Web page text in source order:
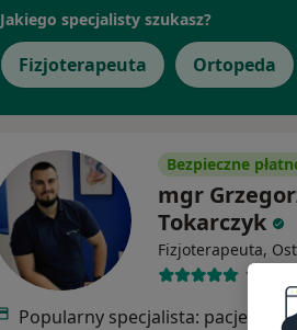
Jakiego specjalisty szukasz?
Fizjoterapeuta Ortopeda
Bezpieczne
mgr
Tokarczyk
Fizjoterapeuta,
197
Popularny specjalista: pacjenci